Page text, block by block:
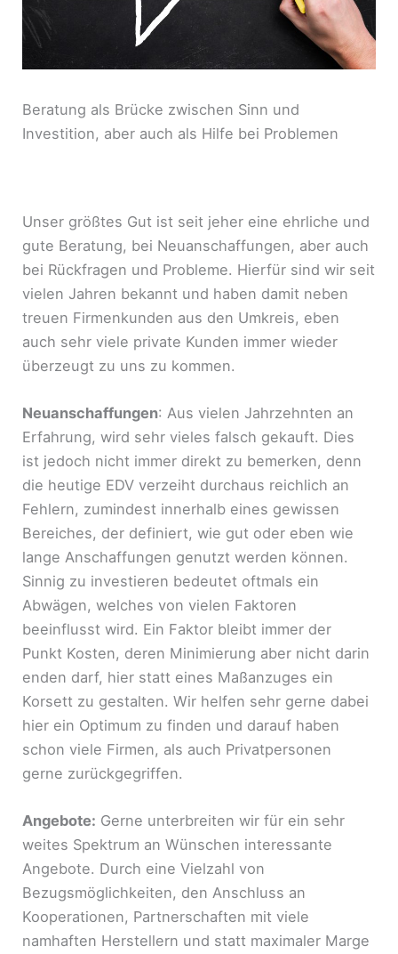
Beratung als Brücke zwischen Sinn und
Investition, aber auch als Hilfe bei Problemen
Unser größtes Gut ist seit jeher eine ehrliche und
gute Beratung, bei Neuanschaffungen, aber auch
bei Rückfragen und Probleme. Hierfür sind wir seit
vielen Jahren bekannt und haben damit neben
treuen Firmenkunden aus den Umkreis, eben
auch sehr viele private Kunden immer wieder
überzeugt zu uns zu kommen.
Neuanschaffungen: Aus vielen Jahrzehnten an
Erfahrung, wird sehr vieles falsch gekauft. Dies
ist jedoch nicht immer direkt zu bemerken, denn
die heutige EDV verzeiht durchaus reichlich an
Fehlern, zumindest innerhalb eines gewissen
Bereiches, der definiert, wie gut oder eben wie
lange Anschaffungen genutzt werden können.
Sinnig zu investieren bedeutet oftmals ein
Abwägen, welches von vielen Faktoren
beeinflusst wird. Ein Faktor bleibt immer der
Punkt Kosten, deren Minimierung aber nicht darin
enden darf, hier statt eines Maßanzuges ein
Korsett zu gestalten. Wir helfen sehr gerne dabei
hier ein Optimum zu finden und darauf haben
schon viele Firmen, als auch Privatpersonen
gerne zurückgegriffen.
Angebote: Gerne unterbreiten wir für ein sehr
weites Spektrum an Wünschen interessante
Angebote. Durch eine Vielzahl von
Bezugsmöglichkeiten, den Anschluss an
Kooperationen, Partnerschaften mit viele
namhaften Herstellern und statt maximaler Marge